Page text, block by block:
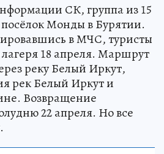
СК, группа из 15
Монды в Бурятии.
в МЧС, туристы
18 апреля. Маршрут
реку Белый Иркут,
рек Белый Иркут и
Возвращение
22 апреля. Но все